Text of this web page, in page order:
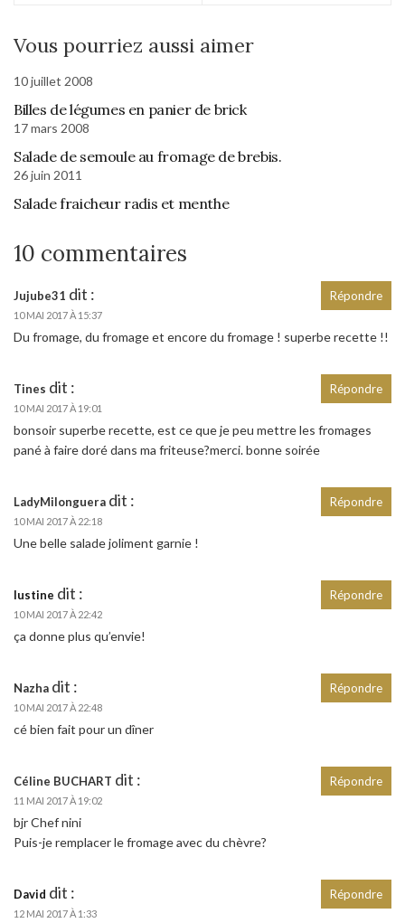
Vous pourriez aussi aimer
10 juillet 2008
Billes de légumes en panier de brick
17 mars 2008
Salade de semoule au fromage de brebis.
26 juin 2011
Salade fraicheur radis et menthe
10 commentaires
Jujube31 dit :
10 MAI 2017 À 15:37
Du fromage, du fromage et encore du fromage ! superbe recette !!
Répondre
Tines dit :
10 MAI 2017 À 19:01
bonsoir superbe recette, est ce que je peu mettre les fromages
pané à faire doré dans ma friteuse?merci. bonne soirée
Répondre
LadyMilonguera dit :
10 MAI 2017 À 22:18
Une belle salade joliment garnie !
Répondre
lustine dit :
10 MAI 2017 À 22:42
ça donne plus qu’envie!
Répondre
Nazha dit :
10 MAI 2017 À 22:48
cé bien fait pour un dîner
Répondre
Céline BUCHART dit :
11 MAI 2017 À 19:02
bjr Chef nini
Puis-je remplacer le fromage avec du chèvre?
Répondre
David dit :
12 MAI 2017 À 1:33
Répondre